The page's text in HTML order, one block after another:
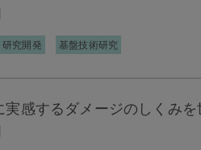
研究開発 基盤技術研究
実感するダメージのしくみ